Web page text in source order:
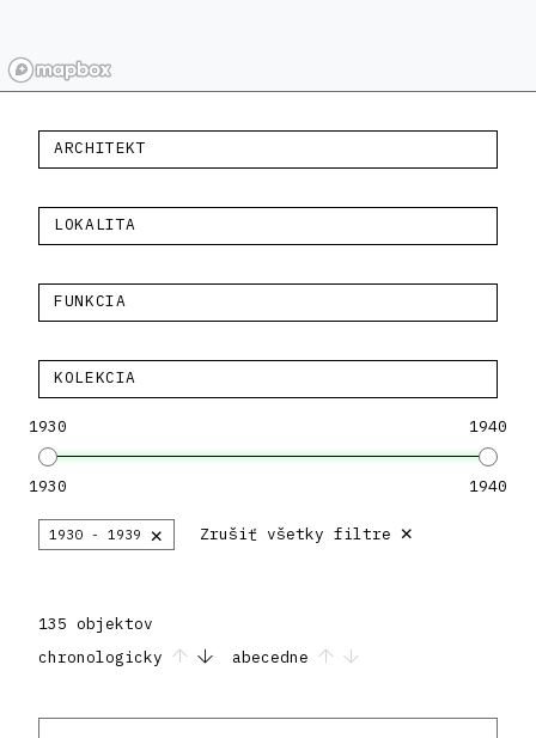
ARCHITEKT
LOKALITA
FUNKCIA
KOLEKCIA
1930 1940
1930 1940
1930 - 1939 × Zrušiť všetky filtre ×
135 objektov
chronologicky
abecedne